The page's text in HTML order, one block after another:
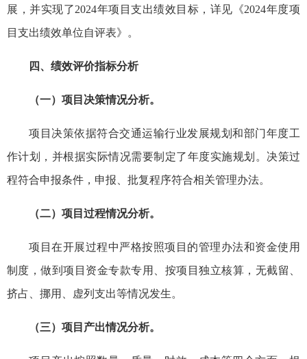
展，并实现了2024年项目支出绩效目标，详见《2024年度项
目支出绩效单位自评表》。
四、绩效评价指标分析
（一）项目决策情况分析。
项目决策依据符合交通运输行业发展规划和部门年度工
作计划，并根据实际情况需要制定了年度实施规划。决策过
程符合申报条件，申报、批复程序符合相关管理办法。
（二）项目过程情况分析。
项目在开展过程中严格按照项目的管理办法和资金使用
制度，做到项目资金专款专用、按项目独立核算，无截留、
挤占、挪用、虚列支出等情况发生。
（三）项目产出情况分析。